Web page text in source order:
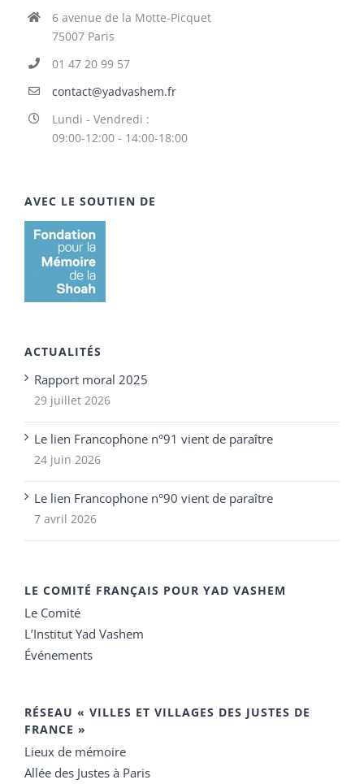
6 avenue de la Motte-Picquet
75007 Paris
01 47 20 99 57
contact@yadvashem.fr
Lundi - Vendredi :
09:00-12:00 - 14:00-18:00
AVEC LE SOUTIEN DE
ACTUALITÉS
Rapport moral 2025
29 juillet 2026
Le lien Francophone n°91 vient de paraître
24 juin 2026
Le lien Francophone n°90 vient de paraître
7 avril 2026
LE COMITÉ FRANÇAIS POUR YAD VASHEM
Le Comité
L’Institut Yad Vashem
Événements
RÉSEAU « VILLES ET VILLAGES DES JUSTES DE
FRANCE »
Lieux de mémoire
Allée des Justes à Paris